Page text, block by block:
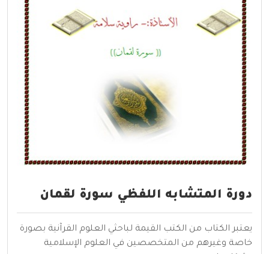
دورة المتشابه اللفظي سورة لقمان
يعتبر الكتاب من الكتب القيمة لباحثي العلوم القرآنية بصورة
خاصة وغيرهم من المتخصصين في العلوم الإسلامية